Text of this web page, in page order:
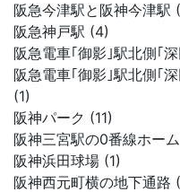
阪急今津駅と阪神今津駅
阪急神戸駅 (4)
阪急電車｢御影｣駅北側｢
阪急電車｢御影｣駅北側｢
(1)
阪神パーク (11)
阪神三宮駅の0番線ホー
阪神浜田球場 (1)
阪神西元町横の地下通路